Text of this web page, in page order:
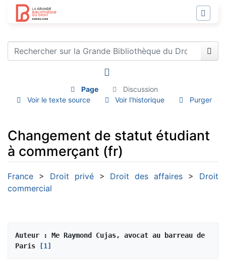
Page
Discussion
Voir le texte source
Voir l’historique Purger
Changement de statut étudiant
à commerçant (fr)
Aller à : navigation ,rechercher
France > Droit privé> Droit des affaires > Droit
commercial
Auteur : Me Raymond Cujas, avocat au barreau de
Paris
[1]